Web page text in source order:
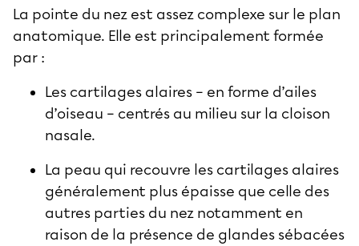
La pointe du nez est assez complexe sur le plan
anatomique. Elle est principalement formée
par :
Les cartilages alaires – en forme d’ailes
d’oiseau – centrés au milieu sur la cloison
nasale.
La peau qui recouvre les cartilages alaires
généralement plus épaisse que celle des
autres parties du nez notamment en
raison de la présence de glandes sébacées